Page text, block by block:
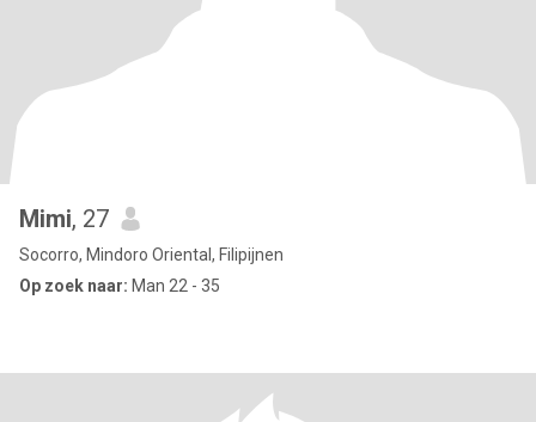
Mimi, 27
Socorro, Mindoro Oriental, Filipijnen
Op zoek naar: Man 22 - 35